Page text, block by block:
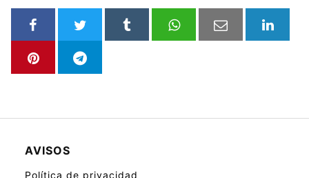
AVISOS
Política de privacidad